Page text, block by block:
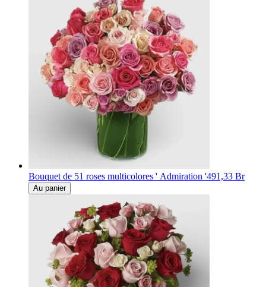
Bouquet de 51 roses multicolores ' Admiration '491,33 Br
Au panier